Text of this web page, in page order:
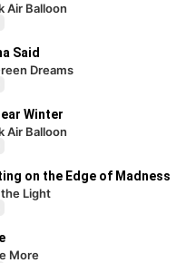
Air Balloon
Said
Dreams
Winter
Air Balloon
on the Edge of Madness
Light
More